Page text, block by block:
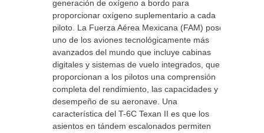
generación de oxígeno a bordo para
proporcionar oxígeno suplementario a cada
piloto. La Fuerza Aérea Mexicana (FAM) posee
uno de los aviones tecnológicamente más
avanzados del mundo que incluye cabinas
digitales y sistemas de vuelo integrados, que
proporcionan a los pilotos una comprensión
completa del rendimiento, las capacidades y
desempeño de su aeronave. Una
característica del T-6C Texan II es que los
asientos en tándem escalonados permiten